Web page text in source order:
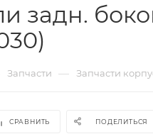
задн.
Запчасти — Запчасти
СРАВНИТЬ ПОДЕЛИТЬСЯ